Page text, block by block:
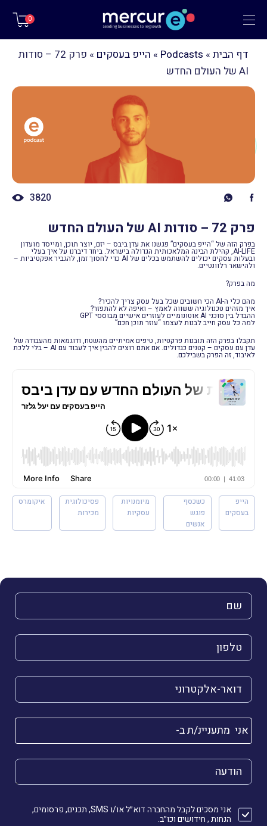
תפריט 0
דף הבית »
Podcasts
» הייפ בעסקים »
פרק 72 – סודות
AI של העולם החדש
3820
פרק 72 – סודות AI של העולם החדש
בפרק הזה של “הייפ בעסקים” פגשנו את עדן ביבס – יזם, יוצר תוכן, ומייסד מועדון
AI-LIFE, קהילת הבינה המלאכותית הגדולה בישראל. ביחד דיברנו על איך בעלי
ובעלות עסקים יכולים להשתמש בכלים של AI כדי לחסוך זמן, להגביר אפקטיביות –
ולהישאר רלוונטיים.
מה בפרק?
מהם כלי ה-AI הכי חשובים שכל בעל עסק צריך להכיר?
איך מזהים טכנולוגיה ששווה לאמץ – ואיפה לא להתפזר?
ההבדל בין סוכני AI אוטונומיים לעוזרים אישיים מבוססי GPT
למה כל עסק חייב לבנות לעצמו “עוזר תוכן חכם”
תקבלו בפרק הזה תובנות פרקטיות, טיפים אמיתיים מהשטח, ודוגמאות מהעבודה של
עדן עם עסקים – קטנים כגדולים. אם אתם רוצים להבין איך לעבוד עם AI – בלי ללכת
לאיבוד, זה הפרק בשבילכם.
הייפ
בעסקים
כשכסף
פוגש
אנשים
מיומנויות
עסקיות
פסיכולוגית
מכירות
איקומרס
השם שלך (חובה)
הטלפון שלך (חובה)
הדואר האלקטרוני שלך (חובה)
אני מתעניינ/ת ב-
הודעה
אני מסכים לקבל מהחברה דוא״ל או/ו SMS, תכנים, פרסומים,
הנחות , חידושים וכו״ב.